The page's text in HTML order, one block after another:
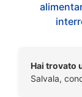
Hai trovato
Salvala,